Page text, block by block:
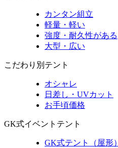
カンタン組立
軽量・軽い
強度・耐久性がある
大型・広い
こだわり別テント
オシャレ
日差し・UVカット
お手頃価格
GK式イベントテント
GK式テント（屋形）